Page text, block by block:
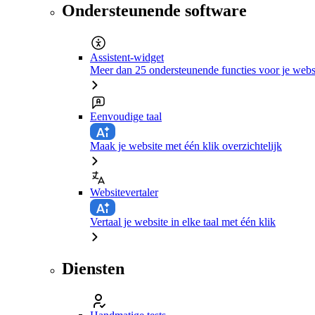
Ondersteunende software
Assistent-widget
Meer dan 25 ondersteunende functies voor je
Eenvoudige taal
Maak je website met één klik overzichtelijk
Websitevertaler
Vertaal je website in elke taal met één klik
Diensten